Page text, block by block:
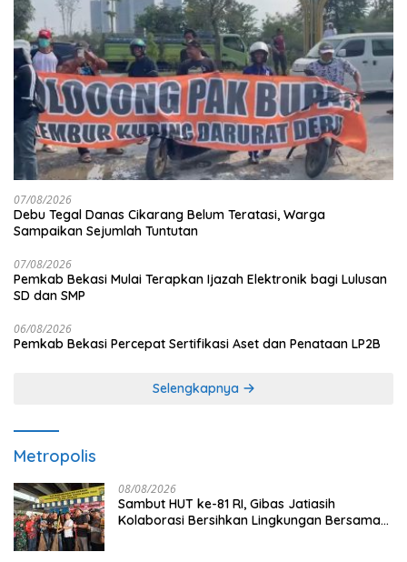
07/08/2026
Debu Tegal Danas Cikarang Belum Teratasi, Warga
Sampaikan Sejumlah Tuntutan
07/08/2026
Pemkab Bekasi Mulai Terapkan Ijazah Elektronik bagi Lulusan
SD dan SMP
06/08/2026
Pemkab Bekasi Percepat Sertifikasi Aset dan Penataan LP2B
Selengkapnya
Metropolis
08/08/2026
Sambut HUT ke-81 RI, Gibas Jatiasih
Kolaborasi Bersihkan Lingkungan Bersama